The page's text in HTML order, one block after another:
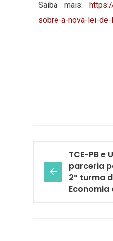
Saiba mais:
sobre-a-nova-lei-
TCE-PB e
parceria
2ª turma
Economia